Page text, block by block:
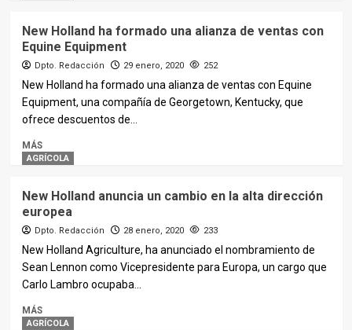
New Holland ha formado una alianza de ventas con
Equine Equipment
Dpto. Redacción 29 enero, 2020 252
New Holland ha formado una alianza de ventas con Equine
Equipment, una compañía de Georgetown, Kentucky, que
ofrece descuentos de...
MÁS
AGRÍCOLA
New Holland anuncia un cambio en la alta dirección
europea
Dpto. Redacción 28 enero, 2020 233
New Holland Agriculture, ha anunciado el nombramiento de
Sean Lennon como Vicepresidente para Europa, un cargo que
Carlo Lambro ocupaba...
MÁS
AGRÍCOLA